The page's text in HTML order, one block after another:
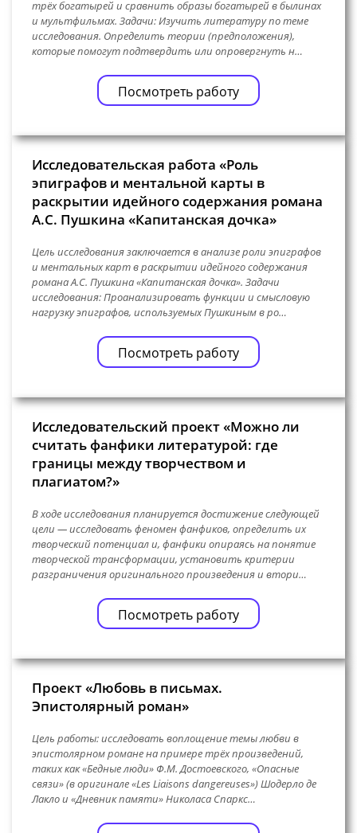
трёх богатырей и сравнить образы богатырей в былинах
и мультфильмах. Задачи: Изучить литературу по теме
исследования. Определить теории (предположения),
которые помогут подтвердить или опровергнуть н…
Посмотреть работу
Исследовательская работа «Роль
эпиграфов и ментальной карты в
раскрытии идейного содержания романа
А.С. Пушкина «Капитанская дочка»
Цель исследования заключается в анализе роли эпиграфов
и ментальных карт в раскрытии идейного содержания
романа А.С. Пушкина «Капитанская дочка». Задачи
исследования: Проанализировать функции и смысловую
нагрузку эпиграфов, используемых Пушкиным в ро…
Посмотреть работу
Исследовательский проект «Можно ли
считать фанфики литературой: где
границы между творчеством и
плагиатом?»
В ходе исследования планируется достижение следующей
цели — исследовать феномен фанфиков, определить их
творческий потенциал и, фанфики опираясь на понятие
творческой трансформации, установить критерии
разграничения оригинального произведения и втори…
Посмотреть работу
Проект «Любовь в письмах.
Эпистолярный роман»
Цель работы: исследовать воплощение темы любви в
эпистолярном романе на примере трёх произведений,
таких как «Бедные люди» Ф.М. Достоевского, «Опасные
связи» (в оригинале «Les Liaisons dangereuses») Шодерло де
Лакло и «Дневник памяти» Николаса Спаркс…